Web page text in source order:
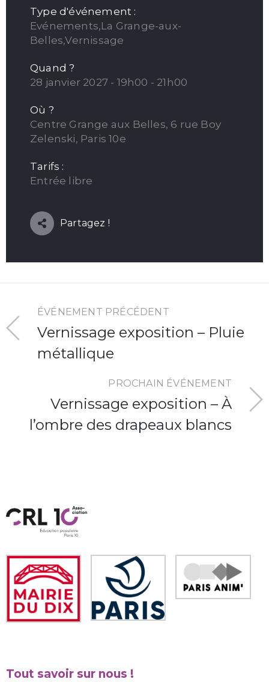
Type d'événement :
Evénements,La Grange-aux-
Belles,Vernissage
Quand ?
28 janvier 2027 - 19h00 - 21h00
Où ?
Centre Grange aux Belles, 6 rue Boy
Zelenski, Paris 10e
Tarifs :
Entrée libre
Partagez !
ÉVÉNEMENT PRÉCÉDENT
Vernissage exposition – Pluie
métallique
PROCHAIN ÉVÉNEMENT
Vernissage exposition – À
l’ombre des drapeaux blancs
Tout savoir sur nous !